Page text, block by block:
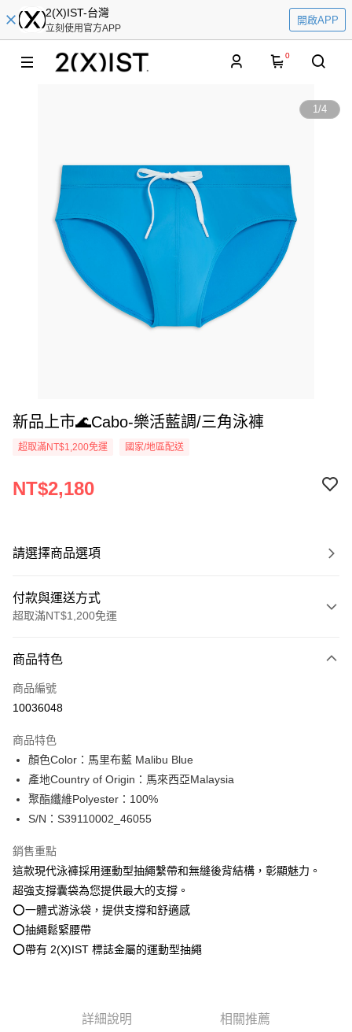
2(X)IST-台灣
立刻使用官方APP
開啟APP
0
1/4
新品上市🌊Cabo-樂活藍調/三角泳褲
超取滿NT$1,200免運 國家/地區配送
NT$2,180
請選擇商品選項
付款與運送方式
超取滿NT$1,200免運
信用卡一次付款
信用卡分期付款
合作金庫商業銀行
華南商業銀行
彰化商業銀行
上海商業儲蓄銀行
台北富邦商業銀行
國泰世華商業銀行
臺灣中小企業銀行
聯邦商業銀行
元大商業銀行
永豐商業銀行
台新國際商業銀行
台灣樂天信用卡公司
超商取貨付款
LINE Pay
悠遊付
全盈+PAY
AFTEE先享後付
相關說明
２．便利：只要手機號碼，簡訊認證，即可結帳。
商品特色
商品編號
10036048
商品特色
顏色Color：馬里布藍 Malibu Blue
產地Country of Origin：馬來西亞Malaysia
聚酯纖維Polyester：100%
S/N：S39110002_46055
銷售重點
這款現代泳褲採用運動型抽繩繫帶和無縫後背結構，彰顯魅力。
超強支撐囊袋為您提供最大的支撐。
⭕一體式游泳袋，提供支撐和舒適感
⭕抽繩鬆緊腰帶
⭕帶有 2(X)IST 標誌金屬的運動型抽繩
詳細說明 相關推薦